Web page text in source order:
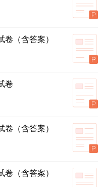
（含答案）
卷
（含答案）
（含答案）